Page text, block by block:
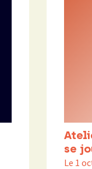
se
Le 1